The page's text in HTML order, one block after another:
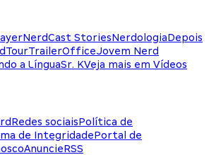
NerdCast StoriesNerdologiaDepois
TrailerOfficeJovem Nerd
a LínguaSr. KVeja mais em Vídeos
Redes sociaisPolítica de
de IntegridadePortal de
AnuncieRSS